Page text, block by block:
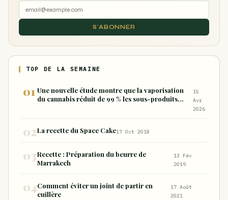
S'ABONNER
TOP DE LA SEMAINE
Une nouvelle étude montre que la vaporisation
du cannabis réduit de 99 % les sous-produits
15
Avr
2026
La recette du Space Cake17 Oct 2018
Recette : Préparation du beurre de
Marrakech
13 Fév
2019
Comment éviter un joint de partir en
cuillère
17 Août
2021